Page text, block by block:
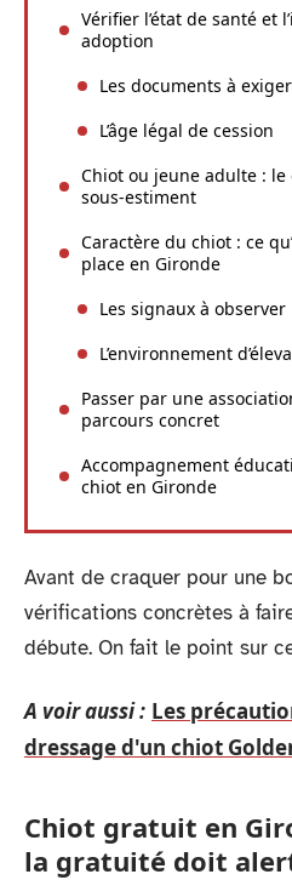
Vérifier l’état de santé et
adoption
Les documents à exiger
L’âge légal de cession
Chiot ou jeune adulte :
sous-estiment
Caractère du chiot : ce
place en Gironde
Les signaux à observer
L’environnement
Passer par une
parcours concret
Accompagnement
chiot en Gironde
Avant de craquer pour une
vérifications concrètes à
débute. On fait le point sur
A voir aussi : Les
dressage d'un chiot
Chiot gratuit en
la gratuité doit